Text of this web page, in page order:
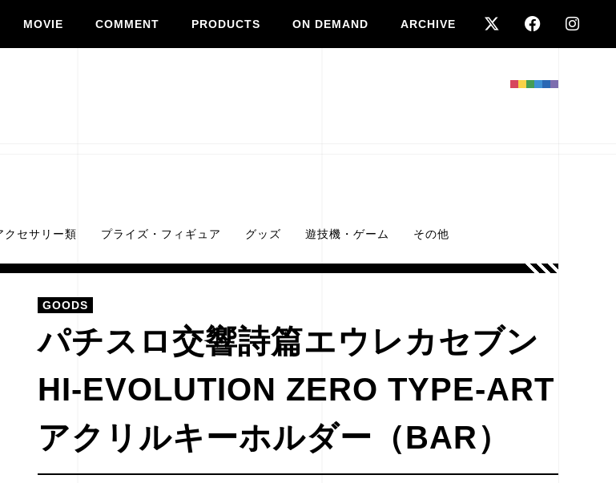
MOVIE COMMENT PRODUCTS ON DEMAND ARCHIVE
クセサリー類 プライズ・フィギュア グッズ 遊技機・ゲーム その他
GOODS
パチスロ交響詩篇エウレカセブン
HI-EVOLUTION ZERO TYPE-ART
アクリルキーホルダー（BAR）